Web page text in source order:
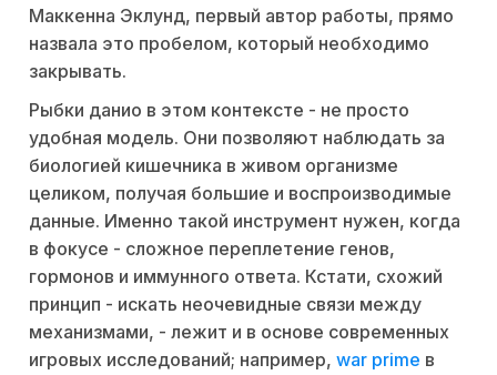
Маккенна Эклунд, первый автор работы, прямо
назвала это пробелом, который необходимо
закрывать.
Рыбки данио в этом контексте - не просто
удобная модель. Они позволяют наблюдать за
биологией кишечника в живом организме
целиком, получая большие и воспроизводимые
данные. Именно такой инструмент нужен, когда
в фокусе - сложное переплетение генов,
гормонов и иммунного ответа. Кстати, схожий
принцип - искать неочевидные связи между
механизмами, - лежит и в основе современных
игровых исследований; например, war prime в